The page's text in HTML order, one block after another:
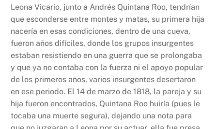
Leona Vicario, junto a Andrés Quintana Roo, tendrían
que esconderse entre montes y matas, su primera hija
nacería en esas condiciones, dentro de una cueva,
fueron años difíciles, donde los grupos insurgentes
estaban resistiendo en una guerra que se prolongaba
y que ya no contaba con la fuerza ni el apoyo popular
de los primeros años, varios insurgentes desertaron
en ese periodo. El 14 de marzo de 1818, la pareja y su
hija fueron encontrados, Quintana Roo huiría (pues le
tocaba una muerte segura), dejando una nota para